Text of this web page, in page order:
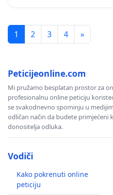
1 2 3 4 »
Peticijeonline.com
Mi pružamo besplatan prostor za
profesionalnu online peticiju
se svakodnevno spominju u
odličan način da budete primjećeni
donositelja odluka.
Vodiči
Kako pokrenuti online
peticiju